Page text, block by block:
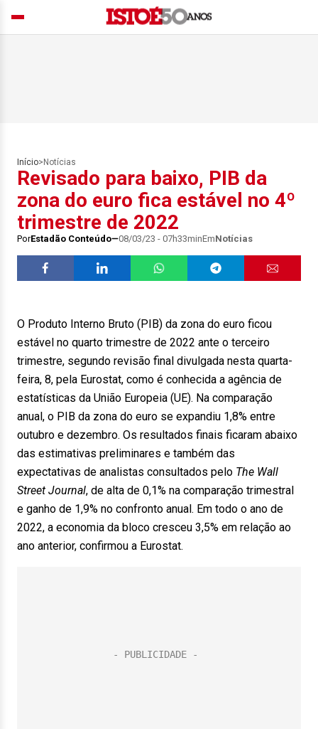
Início> Notícias
Revisado para baixo, PIB da
zona do euro fica estável no 4º
trimestre de 2022
PorEstadão Conteúdo 08/03/23 - 07h33minEmNotícias
O Produto Interno Bruto (PIB) da zona do euro ficou
estável no quarto trimestre de 2022 ante o terceiro
trimestre, segundo revisão final divulgada nesta quarta-
feira, 8, pela Eurostat, como é conhecida a agência de
estatísticas da União Europeia (UE). Na comparação
anual, o PIB da zona do euro se expandiu 1,8% entre
outubro e dezembro. Os resultados finais ficaram abaixo
das estimativas preliminares e também das
expectativas de analistas consultados pelo The Wall
Street Journal, de alta de 0,1% na comparação trimestral
e ganho de 1,9% no confronto anual. Em todo o ano de
2022, a economia da bloco cresceu 3,5% em relação ao
ano anterior, confirmou a Eurostat.